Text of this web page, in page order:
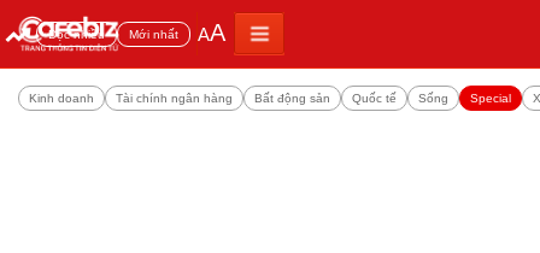
Đọc nhiều Mới nhất AA
Kinh doanh Tài chính ngân hàng Bất động sản Quốc tế Sống Special